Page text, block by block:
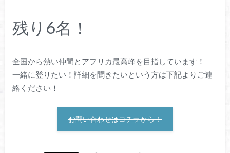
残り6名！
全国から熱い仲間とアフリカ最高峰を目指しています！
一緒に登りたい！詳細を聞きたいという方は下記よりご連
絡ください！
お問い合わせはコチラから！